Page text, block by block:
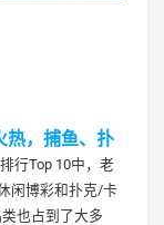
热，捕鱼、扑
行Top 10中，老
闲博彩和扑克/卡
也占到了大多